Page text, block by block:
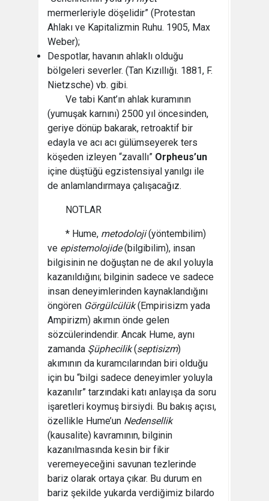
mermerleriyle döşelidir” (Protestan
Ahlakı ve Kapitalizmin Ruhu. 1905, Max
Weber);
Despotlar, havanın ahlaklı olduğu
bölgeleri severler. (Tan Kızıllığı. 1881, F.
Nietzsche) vb. gibi.
Ve tabi Kant’ın ahlak kuramının
(yumuşak karnını) 2500 yıl öncesinden,
geriye dönüp bakarak, retroaktif bir
edayla ve acı acı gülümseyerek ters
köşeden izleyen “zavallı” Orpheus’un
içine düştüğü egzistensiyal yanılgı ile
de anlamlandırmaya çalışacağız.
NOTLAR
* Hume, metodoloji(yöntembilim)
ve epistemolojide(bilgibilim), insan
bilgisinin ne doğuştan ne de akıl yoluyla
kazanıldığını; bilginin sadece ve sadece
insan deneyimlerinden kaynaklandığını
öngören Görgülcülük(Empirisizm yada
Ampirizm) akımın önde gelen
sözcülerindendir. Ancak Hume, aynı
zamanda Şüphecilik(septisizm)
akımının da kuramcılarından biri olduğu
için bu “bilgi sadece deneyimler yoluyla
kazanılır” tarzındaki katı anlayışa da soru
işaretleri koymuş birsiydi. Bu bakış açısı,
özellikle Hume’un Nedensellik
(kausalite) kavramının, bilginin
kazanılmasında kesin bir fikir
veremeyeceğini savunan tezlerinde
bariz olarak ortaya çıkar. Bu durum en
bariz şekilde yukarda verdiğimiz bilardo